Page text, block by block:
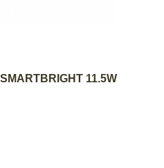
AL CARRITO
11.5W